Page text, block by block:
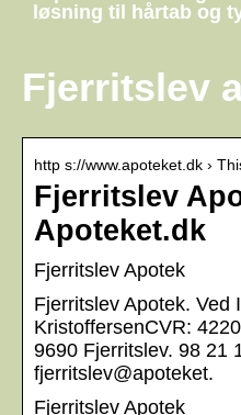
løsning til hårtab og
Fjerritslev
http s://www.apoteket.dk ›
Fjerritslev
Apoteket.dk
Fjerritslev Apotek
Fjerritslev Apotek. Ved
KristoffersenCVR:
9690 Fjerritslev. 98 21
fjerritslev@apoteket.
Fjerritslev Apotek